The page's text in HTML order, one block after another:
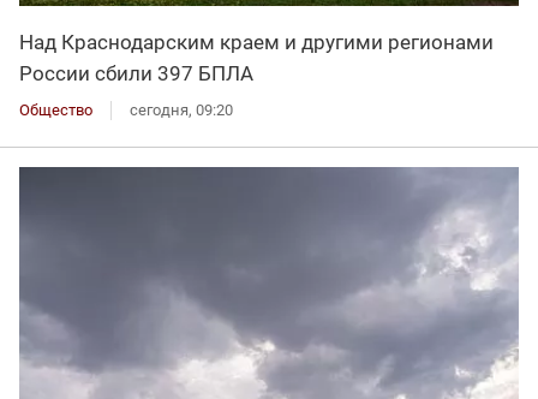
Над Краснодарским краем и другими регионами
России сбили 397 БПЛА
Общество сегодня, 09:20